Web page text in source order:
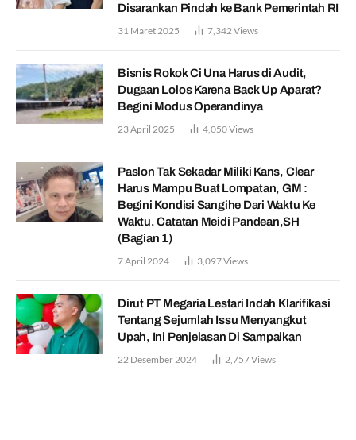
Disarankan Pindah ke Bank Pemerintah RI
31 Maret 2025 7,342 Views
Bisnis Rokok Ci Una Harus di Audit,
Dugaan Lolos Karena Back Up Aparat?
Begini Modus Operandinya
23 April 2025 4,050Views
Paslon Tak Sekadar Miliki Kans, Clear
Harus Mampu Buat Lompatan, GM :
Begini Kondisi Sangihe Dari Waktu Ke
Waktu. Catatan Meidi Pandean,SH
(Bagian 1)
7 April 2024 3,097Views
Dirut PT Megaria Lestari Indah Klarifikasi
Tentang Sejumlah Issu Menyangkut
Upah, Ini Penjelasan Di Sampaikan
22 Desember 2024 2,757Views